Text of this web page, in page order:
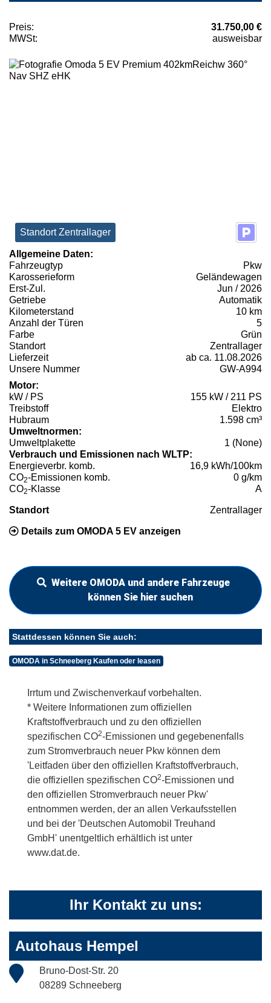
Preis:
31.750,00 €
MWSt:
ausweisbar
Standort Zentrallager
Allgemeine Daten:
Fahrzeugtyp
Pkw
Karosserieform
Geländewagen
Erst-Zul.
Jun / 2026
Getriebe
Automatik
Kilometerstand
10 km
Anzahl der Türen
5
Farbe
Grün
Standort
Zentrallager
Lieferzeit
ab ca. 11.08.2026
Unsere Nummer
GW-A994
Motor:
kW / PS
155 kW / 211 PS
Treibstoff
Elektro
Hubraum
1.598 cm³
Umweltnormen:
Umweltplakette
1 (None)
Verbrauch und Emissionen nach WLTP:
Energieverbr. komb.
16,9 kWh/100km
CO2-Emissionen komb.
0 g/km
CO2-Klasse A
Standort Zentrallager
Details zum OMODA 5 EV anzeigen
Weitere OMODA und andere Fahrzeuge
können Sie hier suchen
Stattdessen können Sie auch:
OMODA in Schneeberg Kaufen oder leasen
Irrtum und Zwischenverkauf vorbehalten.
* Weitere Informationen zum offiziellen
Kraftstoffverbrauch und zu den offiziellen
spezifischen CO2-Emissionen und gegebenenfalls
zum Stromverbrauch neuer Pkw können dem
'Leitfaden über den offiziellen Kraftstoffverbrauch,
die offiziellen spezifischen CO2-Emissionen und
den offiziellen Stromverbrauch neuer Pkw'
entnommen werden, der an allen Verkaufsstellen
und bei der 'Deutschen Automobil Treuhand
GmbH' unentgeltlich erhältlich ist unter
www.dat.de.
Ihr Kontakt zu uns:
Autohaus Hempel
Bruno-Dost-Str. 20
08289 Schneeberg